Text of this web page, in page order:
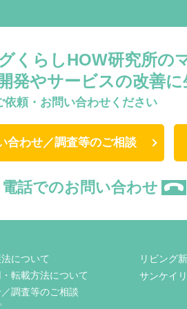
くらしHOW研究所の
発やサービスの改善
依頼・お問い合わせください
合わせ／調査等のご相談
電話でのお問い合わせ
について
転載方法について
調査等のご相談
リビング
サンケイ